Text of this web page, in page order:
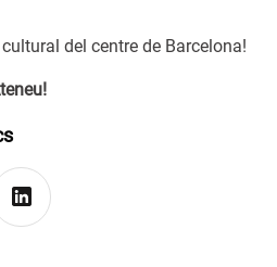
del centre de Barcelona!